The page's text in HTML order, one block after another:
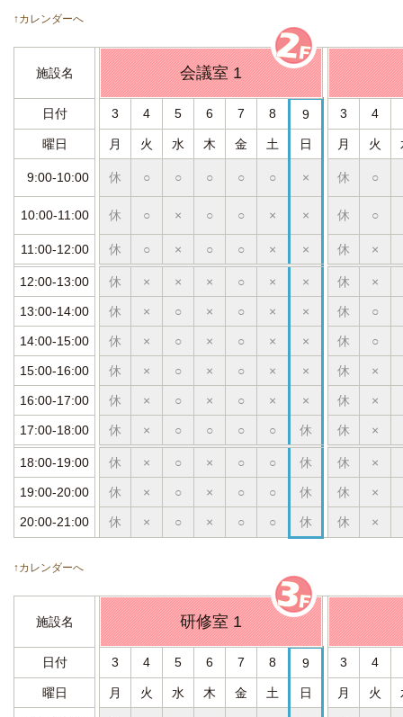
↑カレンダーへ
施設名 会議室 1
日付 3 4 5 6 7 8 9 3 4
曜日 月 火 水 木 金 土 日 月 火
9:00-10:00 休 ○ ○ ○ ○ ○ × 休 ○
10:00-11:00 休 ○ × ○ ○ × × 休 ○
11:00-12:00 休 ○ × ○ ○ × × 休 ×
12:00-13:00 休 × × × ○ × × 休 ×
13:00-14:00 休 × ○ × ○ × × 休 ○
14:00-15:00 休 × ○ × ○ × × 休 ○
15:00-16:00 休 × ○ × ○ × × 休 ×
16:00-17:00 休 × ○ × ○ × × 休 ×
17:00-18:00 休 × ○ ○ ○ ○ 休 休 ×
18:00-19:00 休 × ○ × ○ ○ 休 休 ×
19:00-20:00 休 × ○ × ○ ○ 休 休 ×
20:00-21:00 休 × ○ × ○ ○ 休 休 ×
↑カレンダーへ
施設名 研修室 1
日付 3 4 5 6 7 8 9 3 4
曜日 月 火 水 木 金 土 日 月 火